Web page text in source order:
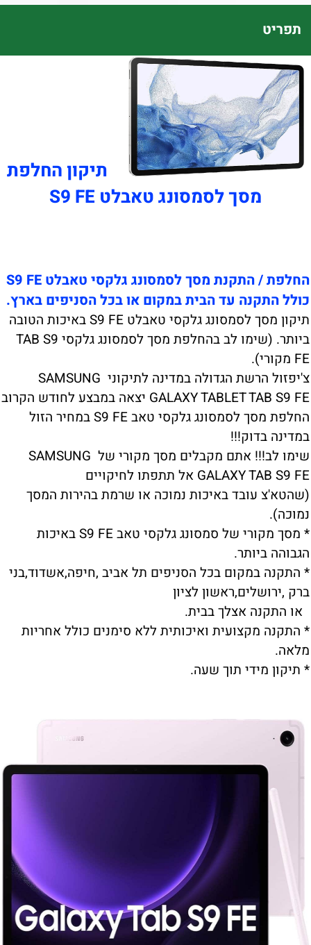
תפריט
תיקון החלפת
מסך לסמסונג טאבלט S9 FE
החלפת / התקנת מסך לסמסונג גלקסי טאבלט S9 FE
כולל התקנה עד הבית במקום או בכל הסניפים בארץ.
תיקון מסך לסמסונג גלקסי טאבלט S9 FE באיכות הטובה
ביותר. (שימו לב בהחלפת מסך לסמסונג גלקסי TAB S9
FE מקורי).
צ'יפזול הרשת הגדולה במדינה לתיקוני SAMSUNG
GALAXY TABLET TAB S9 FE יצאה במבצע לחודש הקרוב
החלפת מסך לסמסונג גלקסי טאב S9 FE במחיר הזול
במדינה בדוק!!!
שימו לב!!! אתם מקבלים מסך מקורי של SAMSUNG
GALAXY TAB S9 FE אל תתפתו לחיקויים
(שהטא'צ עובד באיכות נמוכה או שרמת בהירות המסך
נמוכה).
* מסך מקורי של סמסונג גלקסי טאב S9 FE באיכות
הגבוהה ביותר.
* התקנה במקום בכל הסניפים תל אביב ,חיפה,אשדוד,בני
ברק ,ירושלים,ראשון לציון
או התקנה אצלך בבית.
* התקנה מקצועית ואיכותית ללא סימנים כולל אחריות
מלאה.
* תיקון מידי תוך שעה.